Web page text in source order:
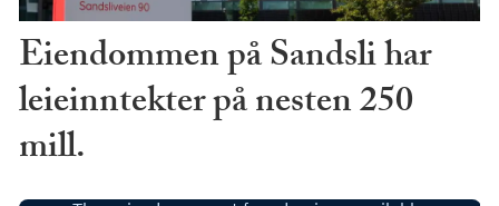
Eiendommen på Sandsli har
leieinntekter på nesten 250
mill.